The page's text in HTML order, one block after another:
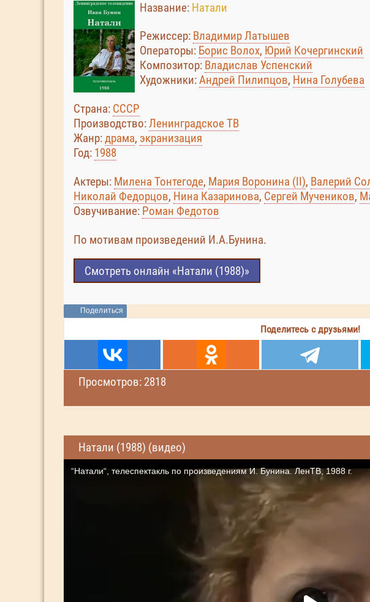
Название: Натали
Режиссер: Владимир Латышев
Операторы: Борис Волох, Юрий Кочергинский
Композитор: Владислав Успенский
Художники:Андрей Пилипцов, Нина Голубева
Страна: СССР
Производство:Ленинградское ТВ
Жанр:драма, экранизация
Год: 1988
Актеры: Милена Тонтегоде, Мария Воронина (II), Валерий
Николай Федорцов, Нина Казаринова, Сергей Мучеников,
Озвучивание: Роман Федотов
По мотивам произведений И.А.Бунина.
Смотреть онлайн «Натали (1988)»
Поделиться
Поделитесь с друзьями!
Просмотров: 2818
Натали (1988) (видео)